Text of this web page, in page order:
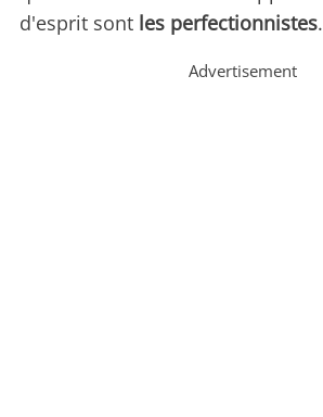
d'esprit sont les perfectionnistes.
Advertisement